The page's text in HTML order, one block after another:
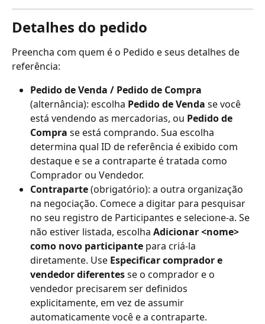
Detalhes do pedido
Preencha com quem é o Pedido e seus detalhes de
referência:
Pedido de Venda / Pedido de Compra
(alternância): escolha Pedido de Venda se você
está vendendo as mercadorias, ou Pedido de
Compra se está comprando. Sua escolha
determina qual ID de referência é exibido com
destaque e se a contraparte é tratada como
Comprador ou Vendedor.
Contraparte (obrigatório): a outra organização
na negociação. Comece a digitar para pesquisar
no seu registro de Participantes e selecione-a. Se
não estiver listada, escolha Adicionar <nome>
como novo participante para criá-la
diretamente. Use Especificar comprador e
vendedor diferentes se o comprador e o
vendedor precisarem ser definidos
explicitamente, em vez de assumir
automaticamente você e a contraparte.